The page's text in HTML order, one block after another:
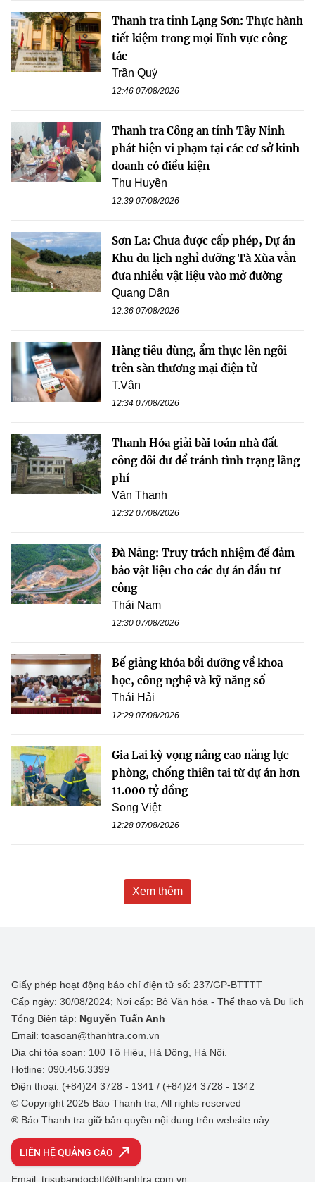
Thanh tra tỉnh Lạng Sơn: Thực hành
tiết kiệm trong mọi lĩnh vực công
tác
Trần Quý
12:46 07/08/2026
Thanh tra Công an tỉnh Tây Ninh
phát hiện vi phạm tại các cơ sở kinh
doanh có điều kiện
Thu Huyền
12:39 07/08/2026
Sơn La: Chưa được cấp phép, Dự án
Khu du lịch nghỉ dưỡng Tà Xùa vẫn
đưa nhiều vật liệu vào mở đường
Quang Dân
12:36 07/08/2026
Hàng tiêu dùng, ẩm thực lên ngôi
trên sàn thương mại điện tử
T.Vân
12:34 07/08/2026
Thanh Hóa giải bài toán nhà đất
công dôi dư để tránh tình trạng lãng
phí
Văn Thanh
12:32 07/08/2026
Đà Nẵng: Truy trách nhiệm để đảm
bảo vật liệu cho các dự án đầu tư
công
Thái Nam
12:30 07/08/2026
Bế giảng khóa bồi dưỡng về khoa
học, công nghệ và kỹ năng số
Thái Hải
12:29 07/08/2026
Gia Lai kỳ vọng nâng cao năng lực
phòng, chống thiên tai từ dự án hơn
11.000 tỷ đồng
Song Việt
12:28 07/08/2026
Xem thêm
Giấy phép hoạt động báo chí điện tử số: 237/GP-BTTTT
Cấp ngày: 30/08/2024; Nơi cấp: Bộ Văn hóa - Thể thao và Du lịch
Tổng Biên tập: Nguyễn Tuấn Anh
Email: toasoan@thanhtra.com.vn
Địa chỉ tòa soạn: 100 Tô Hiệu, Hà Đông, Hà Nội.
Hotline: 090.456.3399
Điện thoại: (+84)24 3728 - 1341 / (+84)24 3728 - 1342
© Copyright 2025 Báo Thanh tra, All rights reserved
® Báo Thanh tra giữ bản quyền nội dung trên website này
LIÊN HỆ QUẢNG CÁO
Email: trisubandocbtt@thanhtra.com.vn